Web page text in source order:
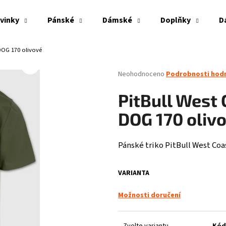
Pánské Dámské Doplňky
170 olivové
Průměrné
produktu
je
0,0
hvězdiček.
Neohodnoceno Podrobnosti
PitBull West
DOG 170
Pánské triko PitBull West
VARIANTA
Možnosti doručení
Co potřebujete najít?
HLEDAT